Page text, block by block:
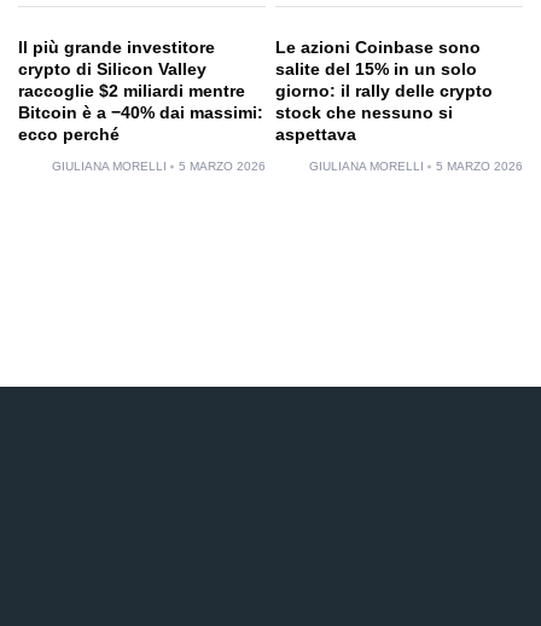
Il più grande investitore
crypto di Silicon Valley
raccoglie $2 miliardi mentre
Bitcoin è a −40% dai massimi:
ecco perché
GIULIANA MORELLI 5 MARZO 2026
Le azioni Coinbase sono
salite del 15% in un solo
giorno: il rally delle crypto
stock che nessuno si
aspettava
GIULIANA MORELLI 5 MARZO 2026